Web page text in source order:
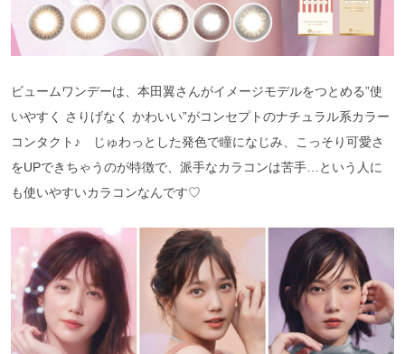
ビュームワンデーは、本田翼さんがイメージモデルをつとめる”使
いやすく さりげなく かわいい”がコンセプトのナチュラル系カラー
コンタクト♪ じゅわっとした発色で瞳になじみ、こっそり可愛さ
をUPできちゃうのが特徴で、派手なカラコンは苦手…という人に
も使いやすいカラコンなんです♡